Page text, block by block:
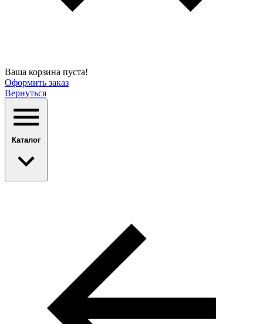
Ваша корзина пуста!
Оформить заказ
Вернуться
Каталог